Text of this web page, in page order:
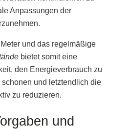
Anpassungen der
und das regelmäßige
bietet somit eine
den Energieverbrauch zu
und letztendlich die
zu reduzieren.
und